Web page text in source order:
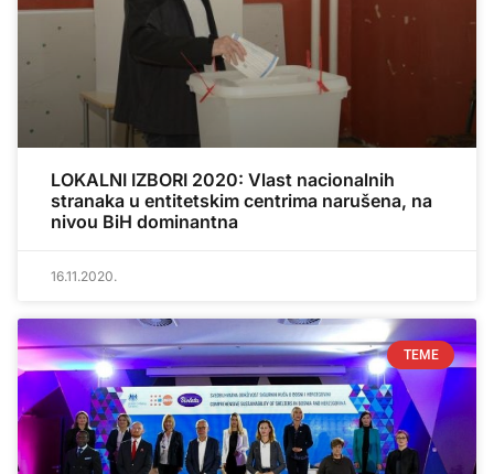
LOKALNI IZBORI 2020: Vlast nacionalnih
stranaka u entitetskim centrima narušena, na
nivou BiH dominantna
16.11.2020.
TEME